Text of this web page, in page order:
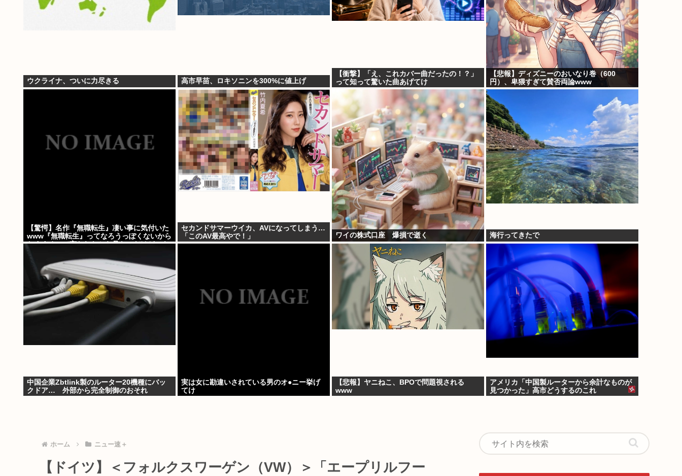
ウクライナ、ついに力尽きる 高市早苗、ロキソニンを300%に値上げ
【衝撃】「え、これカバー曲だったの！？」
って知って驚いた曲あげてけ
【悲報】ディズニーのおいなり巻（600
円）、卑猥すぎて賛否両論www
【驚愕】名作『無職転生』凄い事に気付いた
www『無職転生』ってなろうっぽくないから
おすすめって言われたから見たのだけど…も
しかして…
セカンドサマーウイカ、AVになってしまう…
「このAV最高やで！」
ワイの株式口座 爆損で逝く 海行ってきたで
中国企業Zbtlink製のルーター20機種にバッ
クドア… 外部から完全制御のおそれ
実は女に勘違いされている男のオ●ニー挙げ
てけ
【悲報】ヤニねこ、BPOで問題視される
www
アメリカ「中国製ルーターから余計なものが
見つかった」高市どうするのこれ
ホーム ニュー速＋
【ドイツ】＜フォルクスワーゲン（VW）＞「エープリルフー